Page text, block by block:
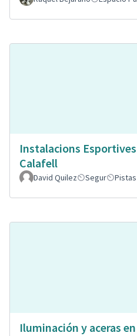
Instalacions
Calafell
David Quilez Segur
Iluminación y aceras